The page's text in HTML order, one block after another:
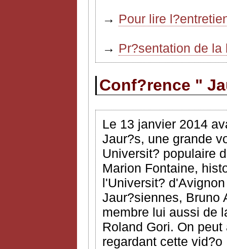
→ Pour lire
→ Pr?sentation de
Conf?rence "
Le 13 janvier 2014
Jaur?s, une grande
Universit? populaire
Marion Fontaine,
l'Universit?
Jaur?siennes, Bruno
membre lui aussi de
Roland Gori. On
regardant cette vid?o